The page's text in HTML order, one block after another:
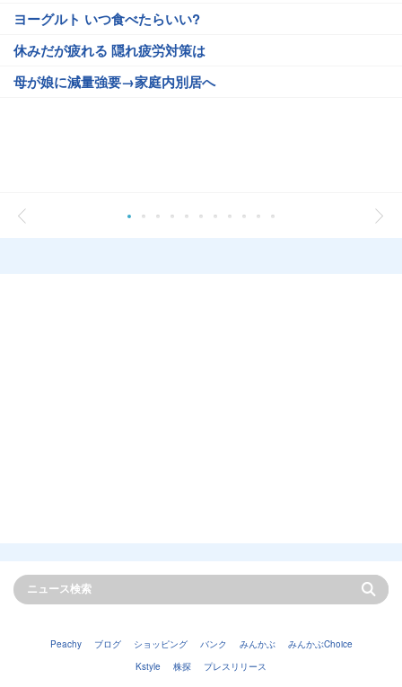
ヨーグルト いつ食べたらいい?
休みだが疲れる 隠れ疲労対策は
母が娘に減量強要→家庭内別居へ
Peachy ブログ ショッピング バンク みんかぶ
みんかぶChoice
Kstyle
株探 プレスリリース